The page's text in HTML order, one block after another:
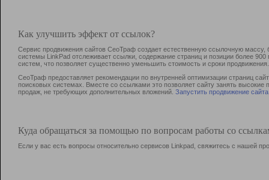
Как улучшить эффект от ссылок?
Сервис продвижения сайтов СеоТраф создает естественную ссылочную
системы LinkPad отслеживает ссылки, содержание страниц и позиции более
систем, что позволяет существенно уменьшить стоимость и сроки продвижения.
СеоТраф предоставляет рекомендации по внутренней оптимизации страниц
поисковых системах. Вместе со ссылками это позволяет сайту занять
продаж, не требующих дополнительных вложений. Запустить продвижение сайта
Куда обращаться за помощью по вопросам работы со
Если у вас есть вопросы относительно сервисов Linkpad, свяжитесь с нашей